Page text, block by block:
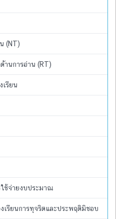
(NT)
านการอ่าน (RT)
เรียน
ช้จ่ายงบประมาณ
เรียนการทุจริตและประพฤติมิชอบ